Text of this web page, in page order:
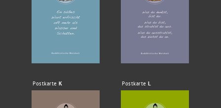
Postkarte K Postkarte L